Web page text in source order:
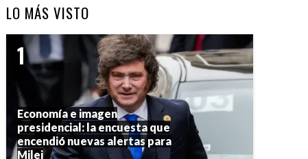
LO MÁS VISTO
Economía e imagen
presidencial: la encuesta que
encendió nuevas alertas para
Milei